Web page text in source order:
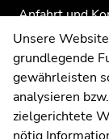
Anfahrt und
Moodle
Impressum
Unsere
grundlegende
gewährleisten
analysieren
zielgerichtete